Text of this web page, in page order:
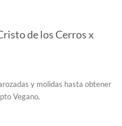
de los Cerros x
y molidas hasta obtener
Vegano.